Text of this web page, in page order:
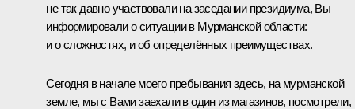
не так давно участвовали на заседании президиума, Вы
информировали о ситуации в Мурманской области:
и о сложностях, и об определённых преимуществах.
Сегодня в начале моего пребывания здесь, на мурманской
земле, мы с Вами заехали в один из магазинов, посмотрели,